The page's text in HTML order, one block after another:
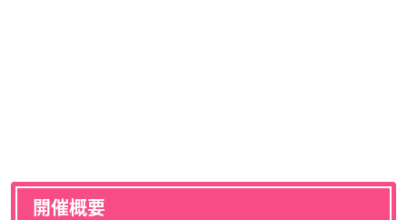
開催概要